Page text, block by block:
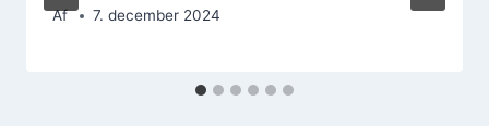
Af 7. december 2024